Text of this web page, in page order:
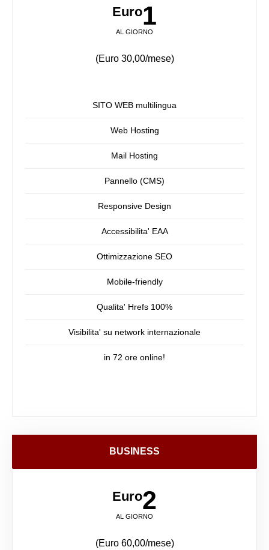
Euro1
AL GIORNO
(Euro 30,00/mese)
SITO WEB multilingua
Web Hosting
Mail Hosting
Pannello (CMS)
Responsive Design
Accessibilita' EAA
Ottimizzazione SEO
Mobile-friendly
Qualita' Hrefs 100%
Visibilita' su network internazionale
in 72 ore online!
BUSINESS
Euro2
AL GIORNO
(Euro 60,00/mese)